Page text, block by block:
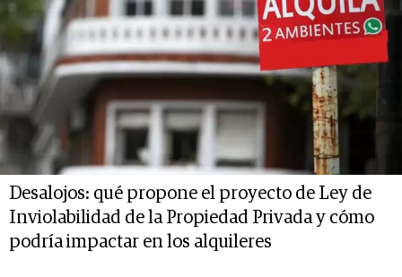
Desalojos: qué propone el proyecto de Ley de
Inviolabilidad de la Propiedad Privada y cómo
podría impactar en los alquileres